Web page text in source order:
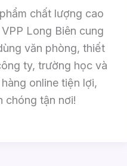
chất lượng cao
Long Biên cung
văn phòng, thiết
ty, trường học và
online tiện lợi,
chóng tận nơi!